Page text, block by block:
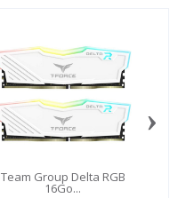
Team Group Delta RGB
16Go...
›